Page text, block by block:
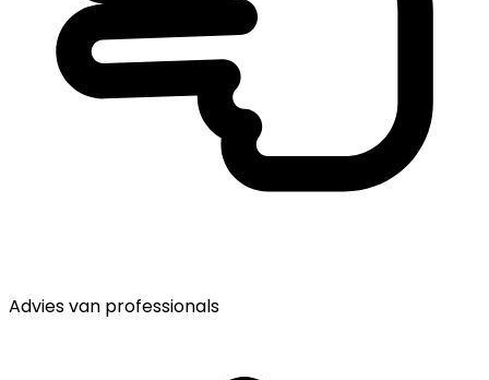
Advies van professionals